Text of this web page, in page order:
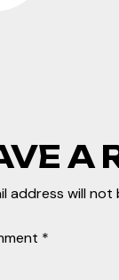
A
address will not